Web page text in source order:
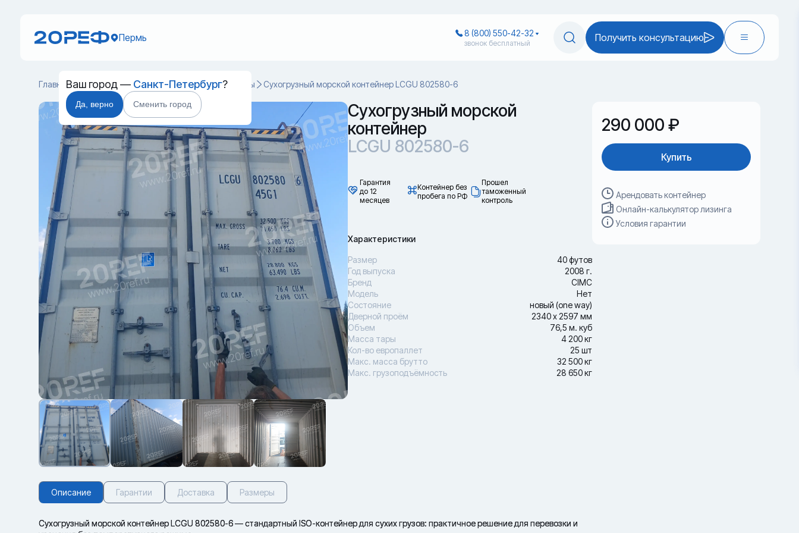
Пермь
Ваш город — Санкт-Петербург?
Да, верно Сменить город
8 (800) 550-42-32
звонок бесплатный Получить консультацию
Главная Каталог Cухогрузные морские контейнеры Сухогрузный морской контейнер LCGU 802580-6
Сухогрузный морской
контейнер
LCGU 802580-6
Гарантия
до 12
месяцев
Контейнер без
пробега по РФ
Прошел
таможенный
контроль
Характеристики
Размер
40 футов
Год выпуска
2008 г.
Бренд
CIMC
Модель
Нет
Состояние
новый (one way)
Дверной проём
2340 х 2597 мм
Объем
76,5 м. куб
Масса тары
4 200 кг
Кол-во европаллет
25 шт
Макс. масса брутто
32 500 кг
Макс. грузоподъёмность
28 650 кг
290 000 ₽
Купить
Арендовать контейнер
Онлайн-калькулятор лизинга
Условия гарантии
Описание Гарантии Доставка Размеры
Сухогрузный морской контейнер LCGU 802580-6 — стандартный ISO-контейнер для сухих грузов: практичное решение для перевозки и